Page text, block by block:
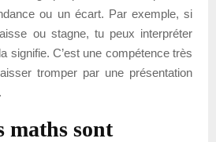
ou un écart. Par exemple, si
ou stagne, tu peux interpréter
signifie. C’est une compétence très
tromper par une présentation
maths sont